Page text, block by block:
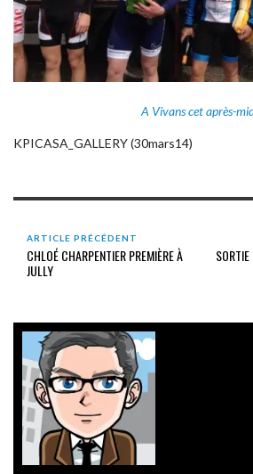
A Vivans cet après-
KPICASA_GALLERY (30mars14)
ARTICLE PRÉCÉDENT
CHLOÉ CHARPENTIER PREMIÈRE À
JULLY